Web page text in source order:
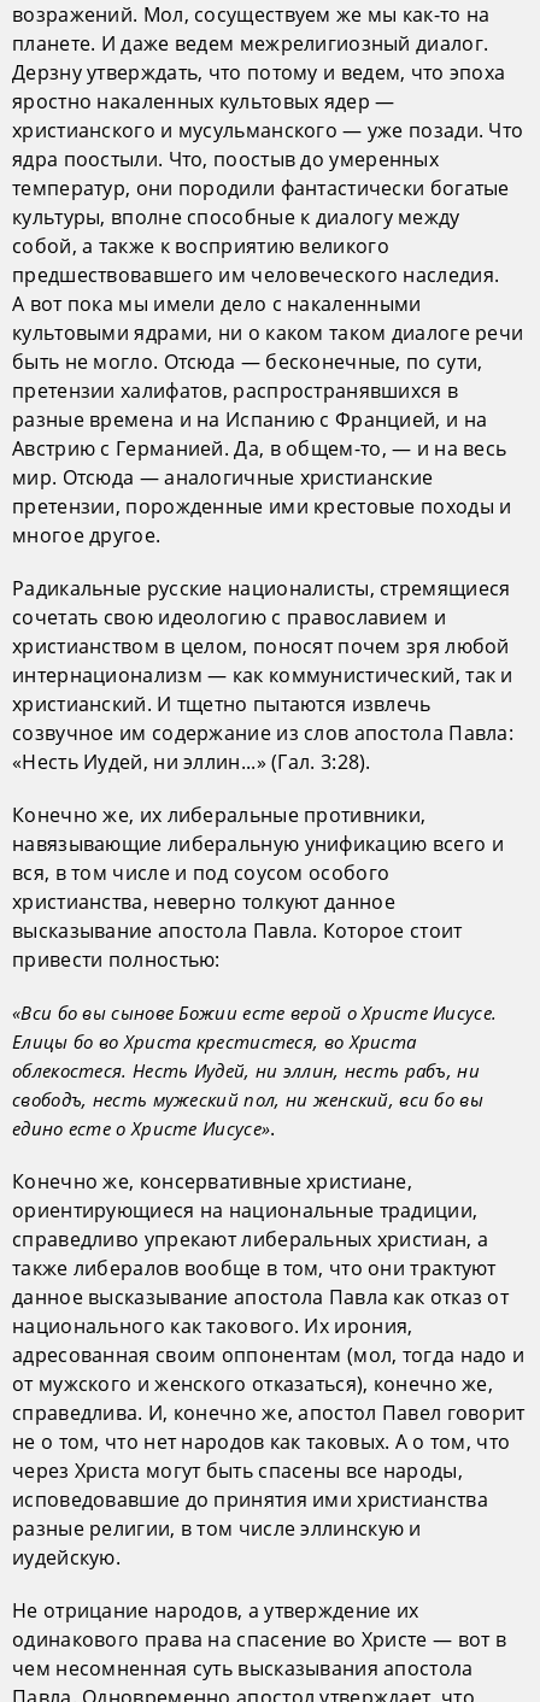
возражений. Мол, сосуществуем же мы как-то на
планете. И даже ведем межрелигиозный диалог.
Дерзну утверждать, что потому и ведем, что эпоха
яростно накаленных культовых ядер —
христианского и мусульманского — уже позади. Что
ядра поостыли. Что, поостыв до умеренных
температур, они породили фантастически богатые
культуры, вполне способные к диалогу между
собой, а также к восприятию великого
предшествовавшего им человеческого наследия.
А вот пока мы имели дело с накаленными
культовыми ядрами, ни о каком таком диалоге речи
быть не могло. Отсюда — бесконечные, по сути,
претензии халифатов, распространявшихся в
разные времена и на Испанию с Францией, и на
Австрию с Германией. Да, в общем-то, — и на весь
мир. Отсюда — аналогичные христианские
претензии, порожденные ими крестовые походы и
многое другое.
Радикальные русские националисты, стремящиеся
сочетать свою идеологию с православием и
христианством в целом, поносят почем зря любой
интернационализм — как коммунистический, так и
христианский. И тщетно пытаются извлечь
созвучное им содержание из слов апостола Павла:
«Несть Иудей, ни эллин...» (Гал. 3:28).
Конечно же, их либеральные противники,
навязывающие либеральную унификацию всего и
вся, в том числе и под соусом особого
христианства, неверно толкуют данное
высказывание апостола Павла. Которое стоит
привести полностью:
«Вси бо вы сынове Божии есте верой о Христе Иисусе.
Елицы бо во Христа крестистеся, во Христа
облекостеся. Несть Иудей, ни эллин, несть рабъ, ни
свободъ, несть мужеский пол, ни женский, вси бо вы
едино есте о Христе Иисусе».
Конечно же, консервативные христиане,
ориентирующиеся на национальные традиции,
справедливо упрекают либеральных христиан, а
также либералов вообще в том, что они трактуют
данное высказывание апостола Павла как отказ от
национального как такового. Их ирония,
адресованная своим оппонентам (мол, тогда надо и
от мужского и женского отказаться), конечно же,
справедлива. И, конечно же, апостол Павел говорит
не о том, что нет народов как таковых. А о том, что
через Христа могут быть спасены все народы,
исповедовавшие до принятия ими христианства
разные религии, в том числе эллинскую и
иудейскую.
Не отрицание народов, а утверждение их
одинакового права на спасение во Христе — вот в
чем несомненная суть высказывания апостола